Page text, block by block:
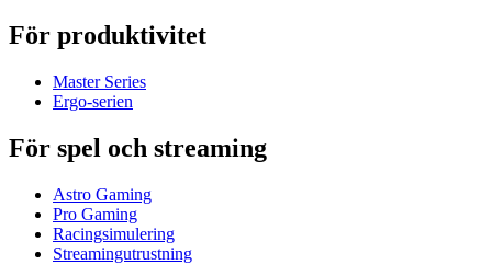
För produktivitet
Master Series
Ergo-serien
För spel och streaming
Astro Gaming
Pro Gaming
Racingsimulering
Streamingutrustning